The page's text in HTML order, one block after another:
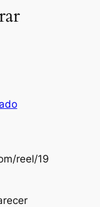
reel/19